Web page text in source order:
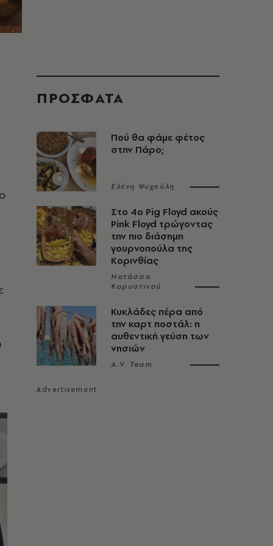
ΠΡΟΣΦΑΤΑ
Πού θα φάμε φέτος
στην Πάρο;
Ελένη Ψυχούλη
Στο 4ο Pig Floyd ακούς
Pink Floyd τρώγοντας
την πιο διάσημη
γουρνοπούλα της
Κορινθίας
Νατάσσα
Καρυστινού
Κυκλάδες πέρα από
την καρτ ποστάλ: η
αυθεντική γεύση των
νησιών
A.V. Team